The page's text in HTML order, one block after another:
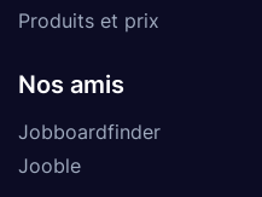
Produits et prix
Nos amis
Jobboardfinder
Jooble